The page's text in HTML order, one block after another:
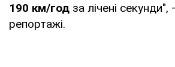
190 км/год за лічені
репортажі.